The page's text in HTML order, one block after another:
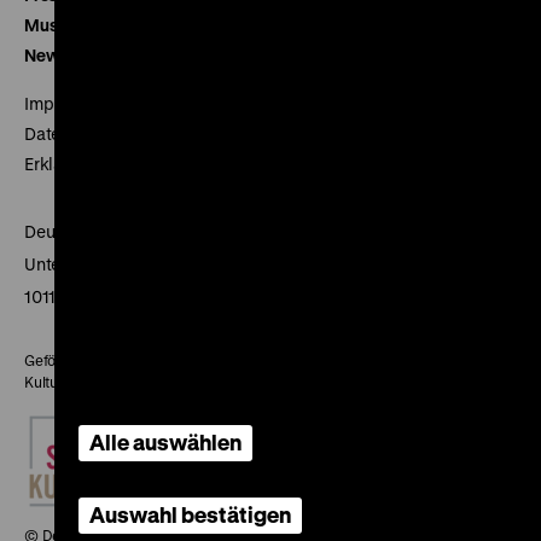
Museumsverein
Newsletter
Impressum
Datenschutz
Erklärung digitale Barrierefreiheit
Deutsches Historisches Museum
Unter den Linden 2
10117 Berlin
Gefördert mit Mitteln des Beauftragten der Bundesregierung für
Kultur und Medien
© Deutsches Historisches Museum, 2026
Alle auswählen
Auswahl bestätigen